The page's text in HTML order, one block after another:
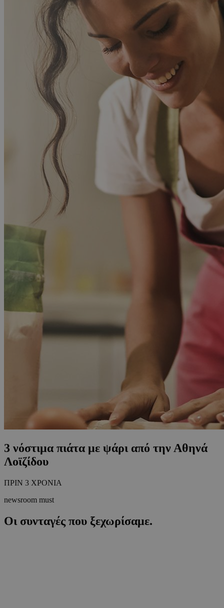
3 νόστιμα πιάτα με ψάρι από την Αθηνά
Λοϊζίδου
ΠΡΙΝ 3 ΧΡΟΝΙΑ
newsroom must
Οι συνταγές που ξεχωρίσαμε.